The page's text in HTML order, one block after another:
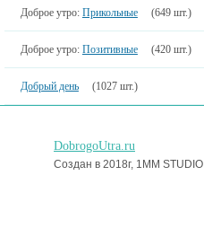
Доброе утро: Прикольные (649 шт.)
Доброе утро: Позитивные (420 шт.)
Добрый день (1027 шт.)
DobrogoUtra.ru
Создан в 2018г, 1MM STUDIO